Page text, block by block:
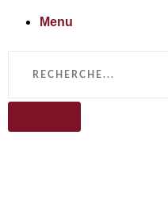
Menu